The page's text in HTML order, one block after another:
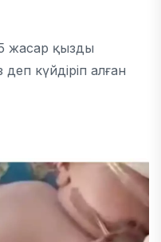
жасар қызды
күйдіріп алған